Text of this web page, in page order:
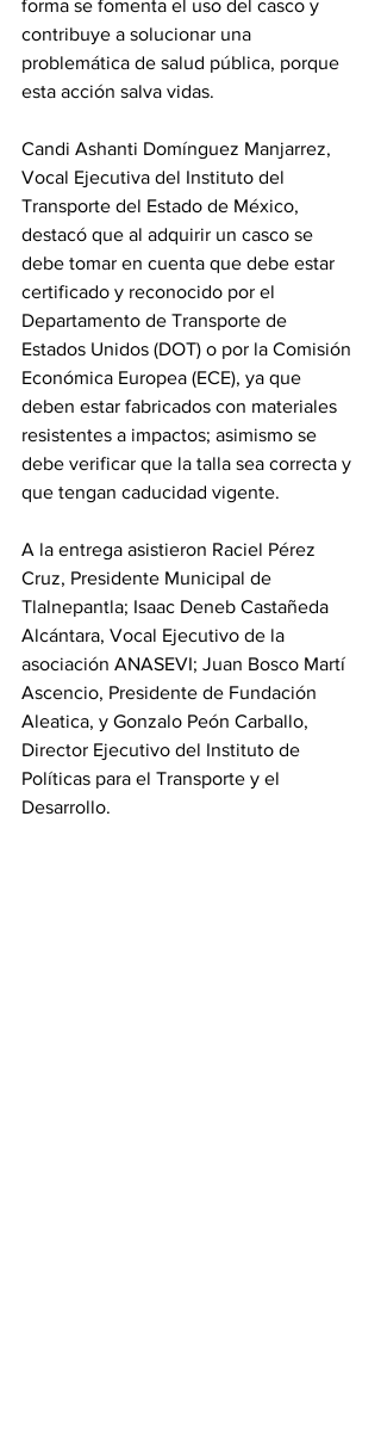
forma se fomenta el uso del casco y
contribuye a solucionar una
problemática de salud pública, porque
esta acción salva vidas.
Candi Ashanti Domínguez Manjarrez,
Vocal Ejecutiva del Instituto del
Transporte del Estado de México,
destacó que al adquirir un casco se
debe tomar en cuenta que debe estar
certificado y reconocido por el
Departamento de Transporte de
Estados Unidos (DOT) o por la Comisión
Económica Europea (ECE), ya que
deben estar fabricados con materiales
resistentes a impactos; asimismo se
debe verificar que la talla sea correcta y
que tengan caducidad vigente.
A la entrega asistieron Raciel Pérez
Cruz, Presidente Municipal de
Tlalnepantla; Isaac Deneb Castañeda
Alcántara, Vocal Ejecutivo de la
asociación ANASEVI; Juan Bosco Martí
Ascencio, Presidente de Fundación
Aleatica, y Gonzalo Peón Carballo,
Director Ejecutivo del Instituto de
Políticas para el Transporte y el
Desarrollo.